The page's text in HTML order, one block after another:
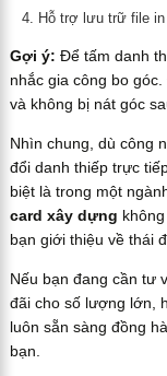
Hỗ trợ lưu trữ file in
Gợi ý: Để tấm danh
nhắc gia công bo
và không bị nát góc
Nhìn chung, dù công
đổi danh thiếp trực
biệt là trong một
card xây dựng
bạn giới thiệu về thái
Nếu bạn đang cần tư
đãi cho số lượng lớn,
luôn sẵn sàng đồng
bạn.